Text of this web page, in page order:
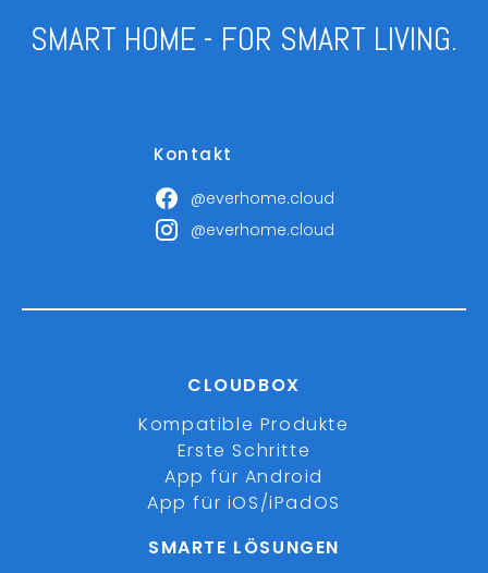
SMART HOME - FOR SMART LIVING.
Kontakt
@everhome.cloud
@everhome.cloud
CLOUDBOX
Kompatible Produkte
Erste Schritte
App für Android
App für iOS/iPadOS
SMARTE LÖSUNGEN